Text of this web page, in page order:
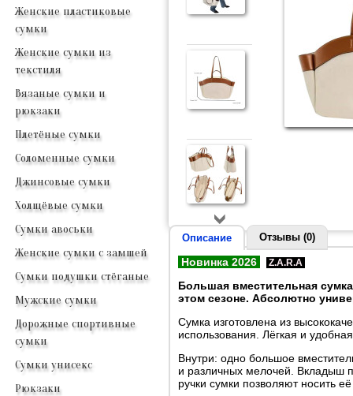
Женские пластиковые
сумки
Женские сумки из
текстиля
Вязаные сумки и
рюкзаки
Плетёные сумки
Соломенные сумки
Джинсовые сумки
Холщёвые сумки
Сумки авоськи
Женские сумки с замшей
Сумки подушки стёганые
Мужские сумки
Дорожные спортивные
сумки
Сумки унисекс
Рюкзаки
Описание Отзывы (0)
Новинка 2026 Z.A.R.A
Большая вместительная
этом сезоне. Абсолютно
Сумка изготовлена из
использования. Лёгкая и
Внутри: одно большое
и различных мелочей. Вкладыш
ручки сумки позволяют носить